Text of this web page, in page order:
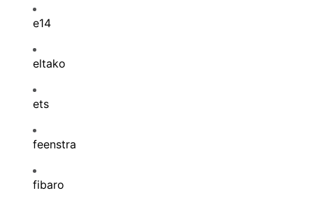
e14
eltako
ets
feenstra
fibaro